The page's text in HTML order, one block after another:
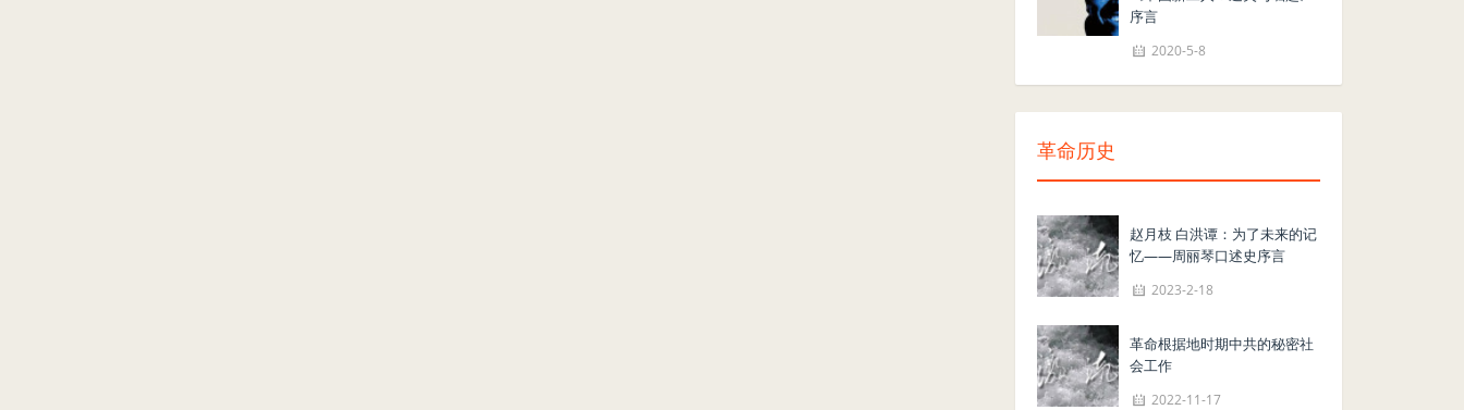
序言
2020-5-8
革命历史
赵月枝 白洪谭：为了未来的记
忆——周丽琴口述史序言
2023-2-18
革命根据地时期中共的秘密社
会工作
2022-11-17